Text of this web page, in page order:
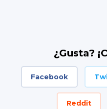
¿Gusta?
Facebook
Reddit